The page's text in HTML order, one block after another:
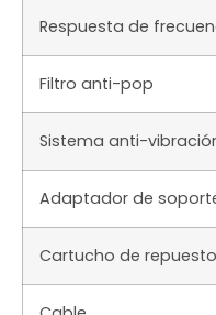
Respuesta de
Filtro anti-pop
Sistema anti-
Adaptador de
Cartucho de repuesto